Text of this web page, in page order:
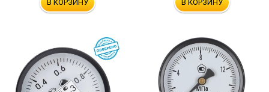
В КОРЗИНУ В КОРЗИНУ